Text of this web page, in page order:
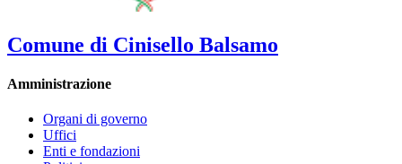
Comune di Cinisello Balsamo
Amministrazione
Organi di governo
Uffici
Enti e fondazioni